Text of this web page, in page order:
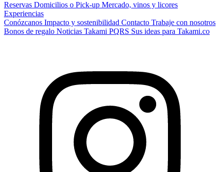
Reservas Domicilios o Pick-up Mercado, vinos y licores
Experiencias
Conózcanos Impacto y sostenibilidad Contacto Trabaje con nosotros
Bonos de regalo Noticias Takami PQRS Sus ideas para Takami.co